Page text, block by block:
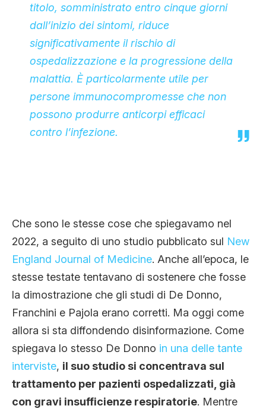
titolo, somministrato entro cinque giorni
dall’inizio dei sintomi, riduce
significativamente il rischio di
ospedalizzazione e la progressione della
malattia. È particolarmente utile per
persone immunocompromesse che non
possono produrre anticorpi efficaci
contro l’infezione.
Che sono le stesse cose che spiegavamo nel
2022, a seguito di uno studio pubblicato sul New
England Journal of Medicine. Anche all’epoca, le
stesse testate tentavano di sostenere che fosse
la dimostrazione che gli studi di De Donno,
Franchini e Pajola erano corretti. Ma oggi come
allora si sta diffondendo disinformazione. Come
spiegava lo stesso De Donno in una delle tante
interviste, il suo studio si concentrava sul
trattamento per pazienti ospedalizzati, già
con gravi insufficienze respiratorie. Mentre